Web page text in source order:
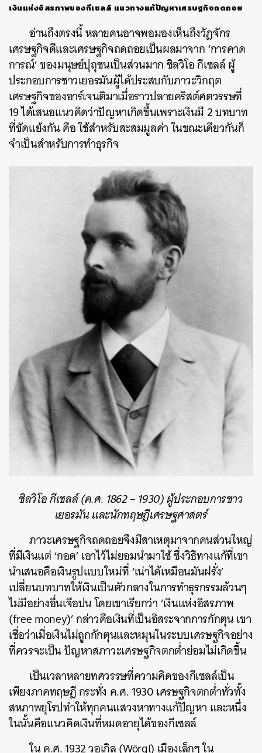
เงินแห่งอิสรภาพของกีเซลล์ แนวทางแก้ปัญหาเศรษฐกิจถดถอย
อ่านถึงตรงนี้ หลายคนอาจพอมองเห็นถึงวัฎจักร
เศรษฐกิจดีและเศรษฐกิจถดถอยเป็นผลมาจาก ‘การคาด
การณ์’ ของมนุษย์ปุถุชนเป็นส่วนมาก ซิลวิโอ กีเซลล์ ผู้
ประกอบการชาวเยอรมันผู้ได้ประสบกับภาวะวิกฤต
เศรษฐกิจของอาร์เจนติมาเมื่อราวปลายคริสต์ศตวรรษที่
19 ได้เสนอแนวคิดว่าปัญหาเกิดขึ้นเพราะเงินมี 2 บทบาท
ที่ขัดแย้งกัน คือ ใช้สำหรับสะสมมูลค่า ในขณะเดียวกันก็
จำเป็นสำหรับการทำธุรกิจ
ซิลวิโอ กีเซลล์ (ค.ศ. 1862 – 1930) ผู้ประกอบการชาว
เยอรมัน และนักทฤษฎีเศรษฐศาสตร์
ภาวะเศรษฐกิจถดถอยจึงมีสาเหตุมาจากคนส่วนใหญ่
ที่มีเงินแต่ ‘กอด’ เอาไว้ไม่ยอมนำมาใช้ ซึ่งวิธีทางแก้ที่เขา
นำเสนอคือเงินรูปแบบใหม่ที่ ‘เน่าได้เหมือนมันฝรั่ง’
เปลี่ยนบทบาทให้เงินเป็นตัวกลางในการทำธุรกรรมล้วนๆ
ไม่มีอย่างอื่นเจือปน โดยเขาเรียกว่า ‘เงินแห่งอิสรภาพ
(free money)’ กล่าวคือเงินที่เป็นอิสระจากการกักตุน เขา
เชื่อว่าเมื่อเงินไม่ถูกกักตุนและหมุนในระบบเศรษฐกิจอย่าง
ที่ควรจะเป็น ปัญหาสภาวะเศรษฐกิจตกต่ำย่อมไม่เกิดขึ้น
เป็นเวลาหลายทศวรรษที่ความคิดของกีเซลล์เป็น
เพียงภาคทฤษฎี กระทั่ง ค.ศ. 1930 เศรษฐกิจตกต่ำทั่วทั้ง
สหภาพยุโรปทำให้ทุกคนแสวงหาทางแก้ปัญหา และหนึ่ง
ในนั้นคือแนวคิดเงินที่หมดอายุได้ของกีเซลล์
ใน ค.ศ. 1932 วอเกิล (Wörgl) เมืองเล็กๆ ใน
SHARE TWEET LINE EMAIL